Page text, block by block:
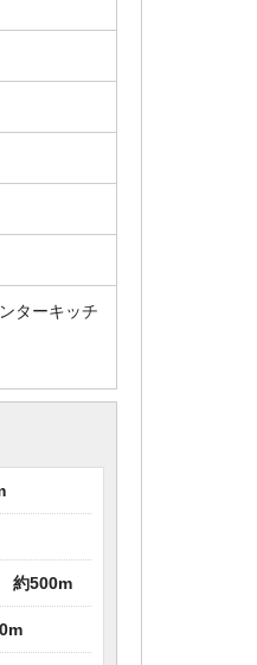
ターキッチ
約500m